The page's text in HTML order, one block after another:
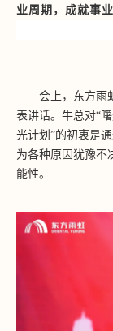
业周期，成就事
会上，东方雨
表讲话。牛总对“
光计划”的初衷是
为各种原因犹豫不
能性。